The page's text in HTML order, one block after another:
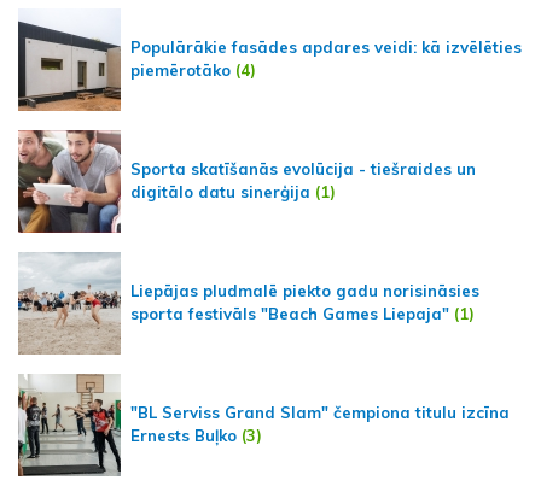
Populārākie fasādes apdares veidi: kā izvēlēties
piemērotāko (4)
Sporta skatīšanās evolūcija - tiešraides un
digitālo datu sinerģija (1)
Liepājas pludmalē piekto gadu norisināsies
sporta festivāls "Beach Games Liepaja" (1)
"BL Serviss Grand Slam" čempiona titulu izcīna
Ernests Buļko (3)